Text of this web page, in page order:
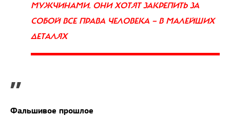
МУЖЧИНАМИ. ОНИ ХОТЯТ ЗАКРЕПИТЬ ЗА
СОБОЙ ВСЕ ПРАВА ЧЕЛОВЕКА — В МАЛЕЙШИХ
ДЕТАЛЯХ
”
Фальшивое прошлое